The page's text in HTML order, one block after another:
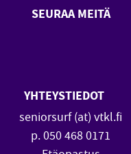
SEURAA MEITÄ
YHTEYSTIEDOT
seniorsurf (at) vtkl.fi
p. 050 468 0171